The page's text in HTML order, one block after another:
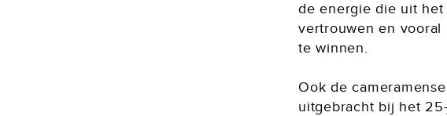
de energie die uit
vertrouwen en
te winnen.
Ook de
uitgebracht bij het